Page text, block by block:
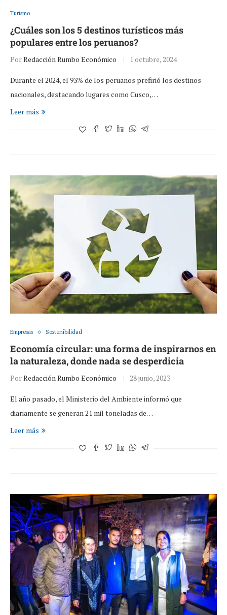
Turismo
¿Cuáles son los 5 destinos turísticos más
populares entre los peruanos?
PorRedacción Rumbo Económico 1 octubre, 2024
Durante el 2024, el 93% de los peruanos prefirió los destinos
nacionales, destacando lugares como Cusco,…
Leer más
Empresas Sostenibilidad
Economía circular: una forma de inspirarnos en
la naturaleza, donde nada se desperdicia
PorRedacción Rumbo Económico 28 junio, 2023
El año pasado, el Ministerio del Ambiente informó que
diariamente se generan 21 mil toneladas de…
Leer más